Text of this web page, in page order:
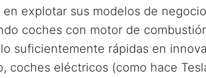
en explotar sus modelos de
coches con motor de
suficientemente rápidas en
coches eléctricos (como hace